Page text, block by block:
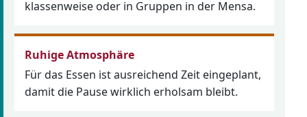
klassenweise oder in Gruppen in der Mensa.
Ruhige Atmosphäre
Für das Essen ist ausreichend Zeit eingeplant,
damit die Pause wirklich erholsam bleibt.